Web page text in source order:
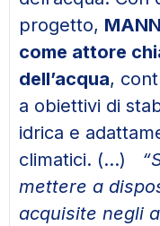
progetto,
come attore
dell’acqua,
a obiettivi di
idrica e
climatici. (…)
mettere a
acquisite negli